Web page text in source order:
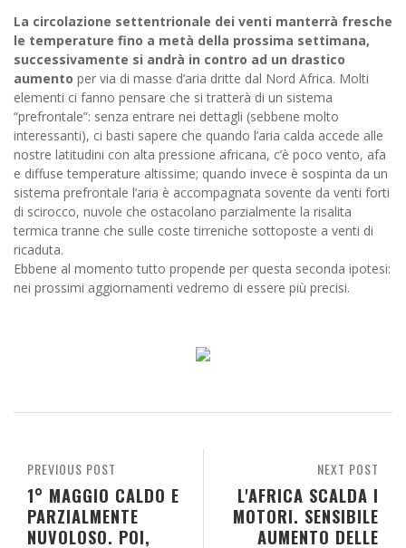
La circolazione settentrionale dei venti manterrà fresche
le temperature fino a metà della prossima settimana,
successivamente si andrà in contro ad un drastico
aumento per via di masse d’aria dritte dal Nord Africa. Molti
elementi ci fanno pensare che si tratterà di un sistema
“prefrontale”: senza entrare nei dettagli (sebbene molto
interessanti), ci basti sapere che quando l’aria calda accede alle
nostre latitudini con alta pressione africana, c’è poco vento, afa
e diffuse temperature altissime; quando invece è sospinta da un
sistema prefrontale l’aria è accompagnata sovente da venti forti
di scirocco, nuvole che ostacolano parzialmente la risalita
termica tranne che sulle coste tirreniche sottoposte a venti di
ricaduta.
Ebbene al momento tutto propende per questa seconda ipotesi:
nei prossimi aggiornamenti vedremo di essere più precisi.
NEXT POST
L'AFRICA SCALDA I
MOTORI. SENSIBILE
AUMENTO DELLE
PREVIOUS POST
1° MAGGIO CALDO E
PARZIALMENTE
NUVOLOSO. POI,